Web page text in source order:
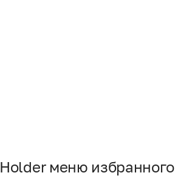
Holder меню избранного